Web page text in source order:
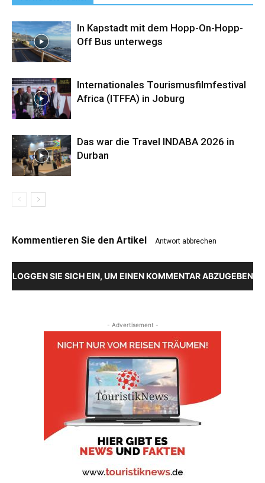
In Kapstadt mit dem Hopp-On-Hopp-
Off Bus unterwegs
Internationales Tourismusfilmfestival
Africa (ITFFA) in Joburg
Das war die Travel INDABA 2026 in
Durban
Kommentieren Sie den Artikel Antwort abbrechen
LOGGEN SIE SICH EIN, UM EINEN KOMMENTAR ABZUGEBEN
- Advertisement -